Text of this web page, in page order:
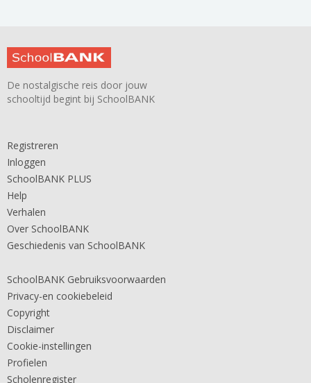
De nostalgische reis door jouw
schooltijd begint bij SchoolBANK
Registreren
Inloggen
SchoolBANK PLUS
Help
Verhalen
Over SchoolBANK
Geschiedenis van SchoolBANK
SchoolBANK Gebruiksvoorwaarden
Privacy-en cookiebeleid
Copyright
Disclaimer
Cookie-instellingen
Profielen
Scholenregister